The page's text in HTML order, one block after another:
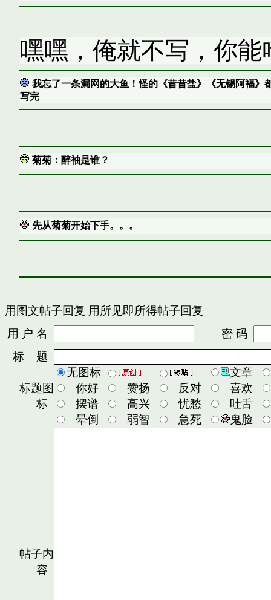
嘿嘿，俺就不写，你能
我忘了一条漏网的大鱼！怪的《昔昔盐》《无锡阿福》
写完
菊菊：醉袖是谁？
先从菊菊开始下手。。。
用图文帖子回复 用所见即所得帖子回复
用 户 名
密 码
标 题
标题图
标
无图标
文章
你好
赞扬 反对
喜欢
摆谱
高兴 忧愁
吐舌
晕倒
弱智 急死 鬼脸
帖子内
容